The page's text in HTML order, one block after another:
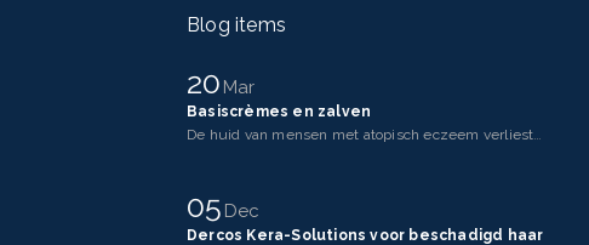
Blog items
20Mar
Basiscrèmes en zalven
De huid van mensen met atopisch eczeem verliest makkelijker vocht dan een gezonde huid. Dit komt doo
05Dec
Dercos Kera-Solutions voor beschadigd haar